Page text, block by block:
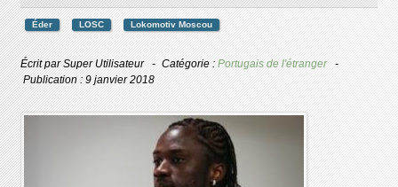
Éder LOSC Lokomotiv Moscou
Écrit parSuper Utilisateur Catégorie :Portugais de l'étranger
Publication : 9 janvier 2018